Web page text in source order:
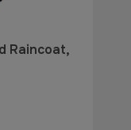
Raincoat,